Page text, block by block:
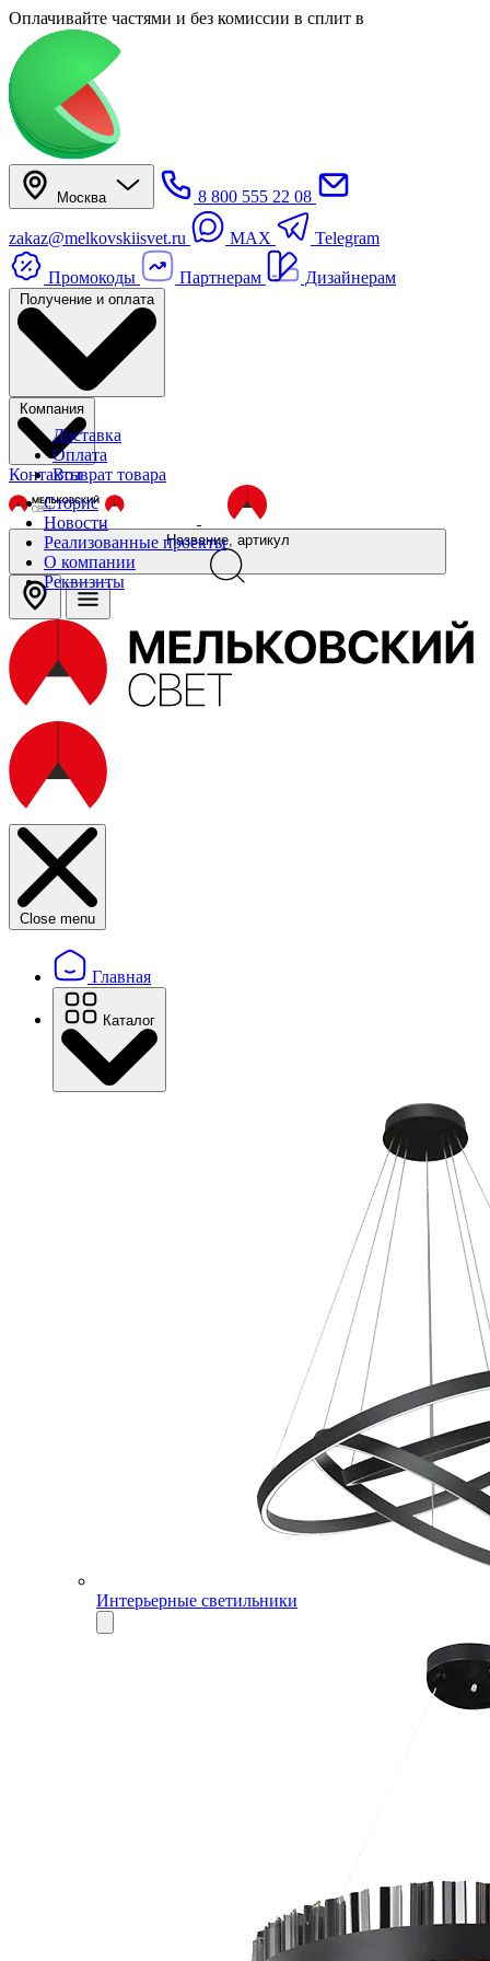
Оплачивайте частями и без комиссии в сплит в
Москва 8 800 555 22 08
zakaz@melkovskiisvet.ru MAX Telegram
Промокоды Партнерам Дизайнерам
Получение и оплата
Доставка
Оплата
Возврат товара
Компания
Сторис
Новости
Реализованные проекты
О компании
Реквизиты
Контакты
Название, артикул
Close menu
Главная
Каталог
Интерьерные светильники